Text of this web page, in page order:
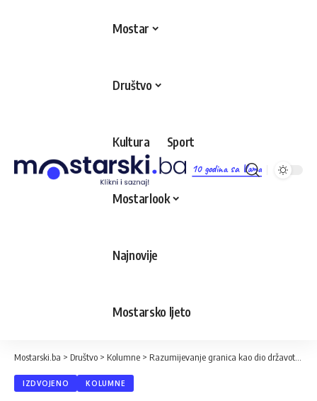
10 godina sa Vama
Mostar
Društvo
Kultura Sport
Mostarlook
Najnovije
Mostarsko ljeto
Mostarski.ba > Društvo > Kolumne > Razumijevanje granica kao dio državotvorne svijesti
IZDVOJENO KOLUMNE